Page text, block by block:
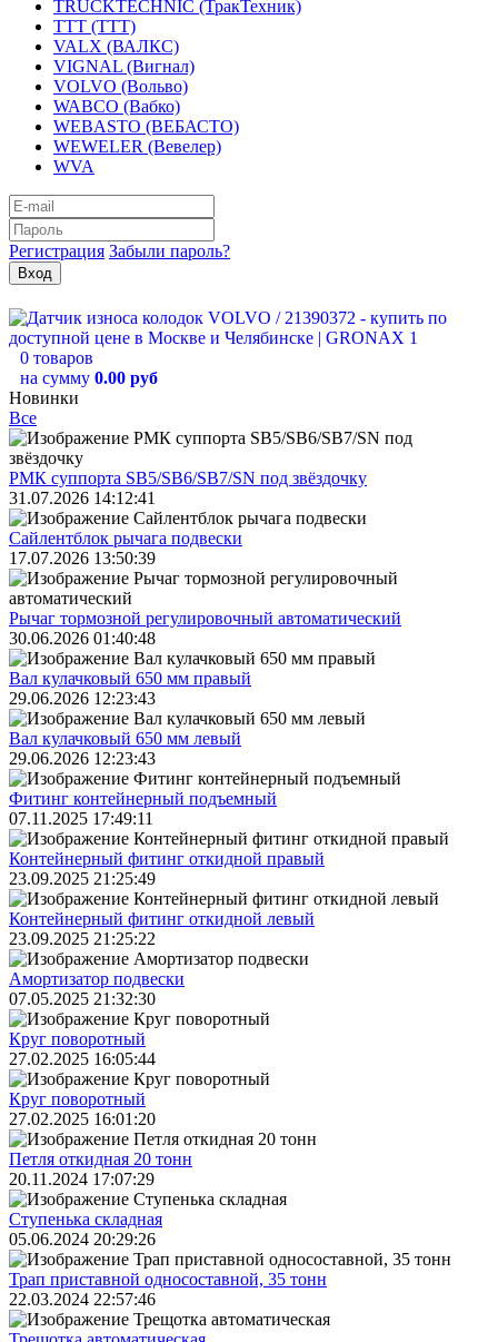
TRUCKTECHNIC (ТракТехник)
TTT (ТТТ)
VALX (ВАЛКС)
VIGNAL (Вигнал)
VOLVO (Вольво)
WABCO (Вабко)
WEBASTO (ВЕБАСТО)
WEWELER (Вевелер)
WVA
Регистрация Забыли пароль?
0 товаров
на сумму 0.00 руб
Новинки
Все
РМК суппорта SB5/SB6/SB7/SN под звёздочку
31.07.2026 14:12:41
Сайлентблок рычага подвески
17.07.2026 13:50:39
Рычаг тормозной регулировочный автоматический
30.06.2026 01:40:48
Вал кулачковый 650 мм правый
29.06.2026 12:23:43
Вал кулачковый 650 мм левый
29.06.2026 12:23:43
Фитинг контейнерный подъемный
07.11.2025 17:49:11
Контейнерный фитинг откидной правый
23.09.2025 21:25:49
Контейнерный фитинг откидной левый
23.09.2025 21:25:22
Амортизатор подвески
07.05.2025 21:32:30
Круг поворотный
27.02.2025 16:05:44
Круг поворотный
27.02.2025 16:01:20
Петля откидная 20 тонн
20.11.2024 17:07:29
Ступенька складная
05.06.2024 20:29:26
Трап приставной односоставной, 35 тонн
22.03.2024 22:57:46